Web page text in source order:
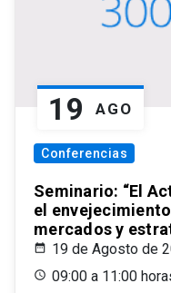
19 AGO
Conferencias
Seminario: “El
el
mercados y
19 de Agosto de
09:00 a 11:00